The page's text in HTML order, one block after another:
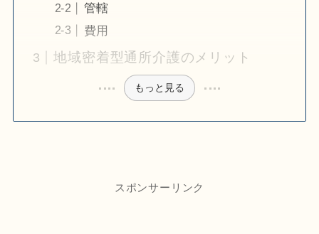
管轄
費用
地域密着型通所介護のメリット
もっと見る
スポンサーリンク